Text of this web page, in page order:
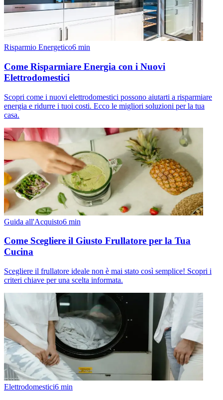
Risparmio Energetico6 min
Come Risparmiare Energia con i Nuovi
Elettrodomestici
Scopri come i nuovi elettrodomestici possono aiutarti a risparmiare
energia e ridurre i tuoi costi. Ecco le migliori soluzioni per la tua
casa.
Guida all'Acquisto6 min
Come Scegliere il Giusto Frullatore per la Tua
Cucina
Scegliere il frullatore ideale non è mai stato così semplice! Scopri i
criteri chiave per una scelta informata.
Elettrodomestici6 min